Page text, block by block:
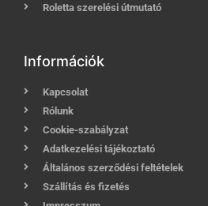
Roletta szerelési útmutató
Információk
Kapcsolat
Rólunk
Cookie-szabályzat
Adatkezelési tájékoztató
Általános szerződési feltételek
Szállítás és fizetés